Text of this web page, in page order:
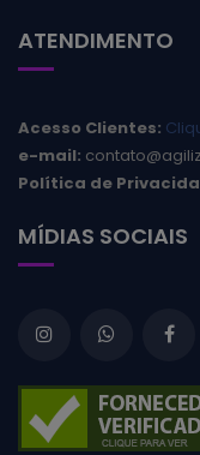
ATENDIMENTO
Acesso Clientes:
e-mail:
Política de
MÍDIAS SOCIAIS